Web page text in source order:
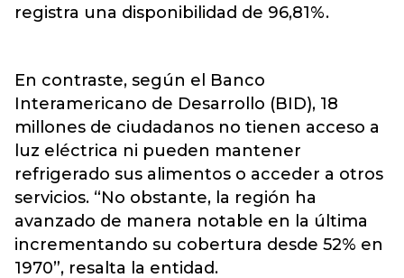
registra una disponibilidad de 96,81%.
En contraste, según el Banco
Interamericano de Desarrollo (BID), 18
millones de ciudadanos no tienen acceso a
luz eléctrica ni pueden mantener
refrigerado sus alimentos o acceder a otros
servicios. “No obstante, la región ha
avanzado de manera notable en la última
incrementando su cobertura desde 52% en
1970”, resalta la entidad.